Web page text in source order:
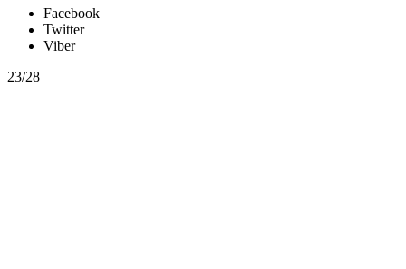
Facebook
Twitter
Viber
23/28